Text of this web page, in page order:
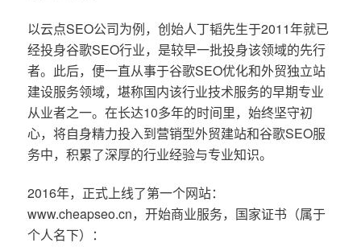
以云点SEO公司为例，创始人丁韬先生于2011年就已
经投身谷歌SEO行业，是较早一批投身该领域的先行
者。此后，便一直从事于谷歌SEO优化和外贸独立站
建设服务领域，堪称国内该行业技术服务的早期专业
从业者之一。在长达10多年的时间里，始终坚守初
心，将自身精力投入到营销型外贸建站和谷歌SEO服
务中，积累了深厚的行业经验与专业知识。
2016年，正式上线了第一个网站：
www.cheapseo.cn，开始商业服务，国家证书（属于
个人名下）：